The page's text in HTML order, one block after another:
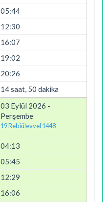
05:44
12:30
16:07
19:02
20:26
14 saat, 50 dakika
03 Eylül 2026 -
Perşembe
19 Rebiülevvel 1448
04:13
05:45
12:29
16:06